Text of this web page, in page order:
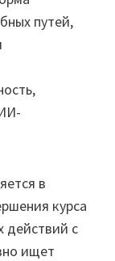
путей,
в
курса
действий с
ищет